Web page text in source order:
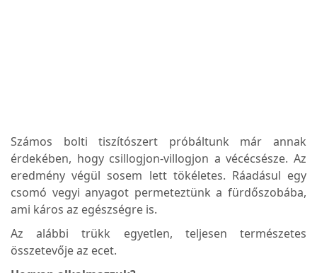
Számos bolti tiszítószert próbáltunk már annak
érdekében, hogy csillogjon-villogjon a vécécsésze. Az
eredmény végül sosem lett tökéletes. Ráadásul egy
csomó vegyi anyagot permeteztünk a fürdőszobába,
ami káros az egészségre is.
Az alábbi trükk egyetlen, teljesen természetes
összetevője az ecet.